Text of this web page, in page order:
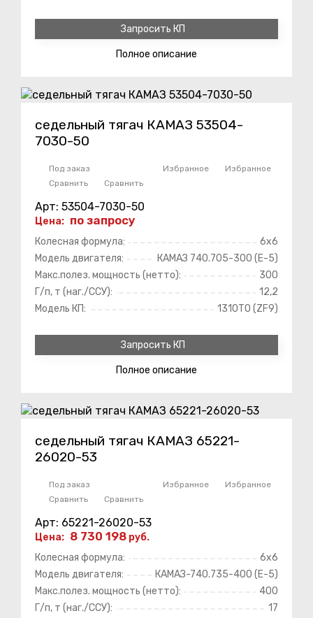
Запросить КП
Полное описание
седельный тягач КАМАЗ 53504-
7030-50
Под заказ Избранное
Избранное
Сравнить
Сравнить
Арт: 53504-7030-50
Цена: по запросу
Колесная формула:
6х6
Модель двигателя:
КАМАЗ 740.705-300 (Е-5)
Макс.полез. мощность (нетто):
300
Г/п, т (наг./ССУ):
12,2
Модель КП:
1310ТО (ZF9)
Запросить КП
Полное описание
седельный тягач КАМАЗ 65221-
26020-53
Под заказ Избранное
Избранное
Сравнить
Сравнить
Арт: 65221-26020-53
Цена: 8 730 198 руб.
Колесная формула:
6х6
Модель двигателя:
КАМАЗ-740.735-400 (E-5)
Макс.полез. мощность (нетто):
400
Г/п, т (наг./ССУ):
17